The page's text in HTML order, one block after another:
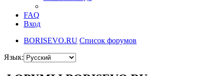
FAQ
Вход
BORISEVO.RU Список форумов
Язык: